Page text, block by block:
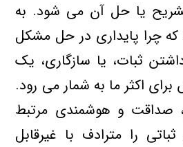
یا حل آن می شود. به
چرا پایداری در حل مشكل
ثبات، یا سازگاری، یك
اكثر ما به شمار می رود.
صداقت و هوشمندی مرتبط
را مترادف با غیرقابل